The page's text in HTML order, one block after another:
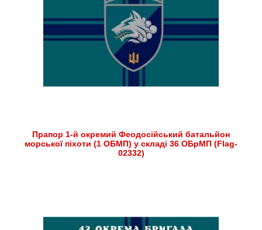
Прапор 1-й окремий Феодосійський батальйон
морської піхоти (1 ОБМП) у складі 36 ОБрМП (Flag-
02332)